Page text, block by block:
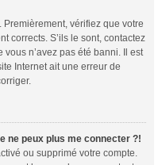
vérifiez que votre
corrects. S’ils le sont, contactez
n’avez pas été banni. Il est
Internet ait une erreur de
ne peux plus me connecter ?!
ou supprimé votre compte.